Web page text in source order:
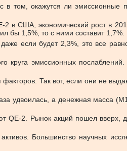
том, окажутся ли эмиссионные
в США, экономический рост в
бы 1,5%, то с ними составит 1,7%.
если будет 2,3%, это все равно
круга эмиссионных
Так вот, если они не
удвоилась, а денежная масса
2. Рынок акций пошел вверх,
Большинство научных